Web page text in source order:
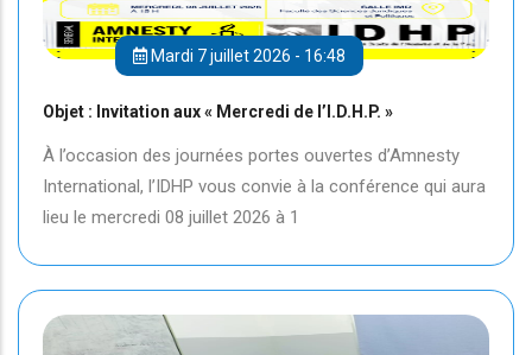
Mardi 7 juillet 2026 - 16:48
Objet : Invitation aux « Mercredi de l’I.D.H.P. »
À l’occasion des journées portes ouvertes d’Amnesty
International, l’IDHP vous convie à la conférence qui aura
lieu le mercredi 08 juillet 2026 à 1